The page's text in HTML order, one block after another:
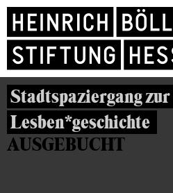
Stadtspaziergang zur
Lesben*geschichte
AUSGEBUCHT